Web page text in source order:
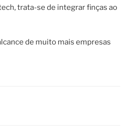
trata-se de integrar finças ao
de muito mais empresas